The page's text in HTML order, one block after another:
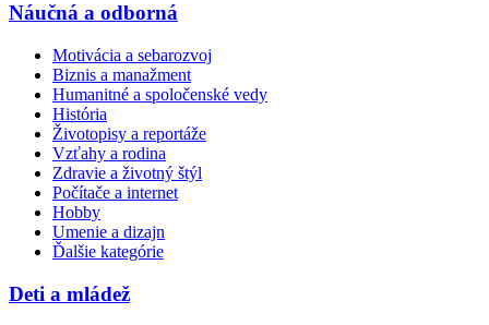
Náučná a odborná
Motivácia a sebarozvoj
Biznis a manažment
Humanitné a spoločenské vedy
História
Životopisy a reportáže
Vzťahy a rodina
Zdravie a životný štýl
Počítače a internet
Hobby
Umenie a dizajn
Ďalšie kategórie
Deti a mládež